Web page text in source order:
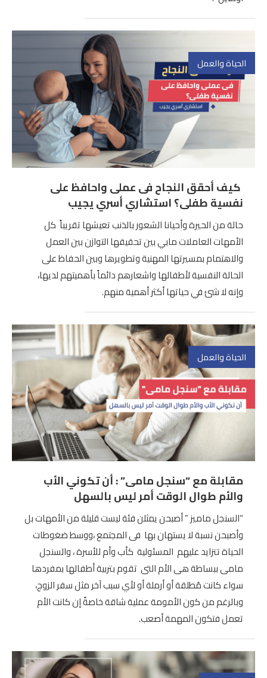
الحياة والعمل
كيف أحقق النجاح فى عملى واحافظ على
نفسية طفلى؟ استشاري أسري يجيب
حالة من الحيرة وأحيانا الشعور بالذنب تعيشها تقريباً كل
الأمهات العاملات مابي بين تحقيقها التوازن بين العمل
والاهتمام بمسيرتها المهنية وتطويرها وبين الحفاظ على
الحالة النفسية لأطفالها واشعارهم دائماً بأهميتهم لديها،
وإنه لا شئ في حياتها أكثر أهمية منهم.
الحياة والعمل
مقابلة مع “سنجل مامى” : أن تكوني الأب
والأم طوال الوقت أمر ليس بالسهل
“السنجل ماميز ” أصبحن يمثلن فئة ليست قليلة من الأمهات بل
وأصبحن نسبة لا يستهان بها فى المجتمع ،ووسط ضغوطات
الحياة تتزايد عليهم المسئولية كأب وأم للأسرة ، والسنجل
مامى ببساطة هى الأم التى تقوم بتربية أطفالها بمفردها
سواء كانت مُطلقة أو أرملة أو لأي سبب آخر مثل سفر الزوج،
وبالرغم من كون الأمومة عملية شاقة خاصةً إن كانت الأم
تعمل فتكون المهمة أصعب.